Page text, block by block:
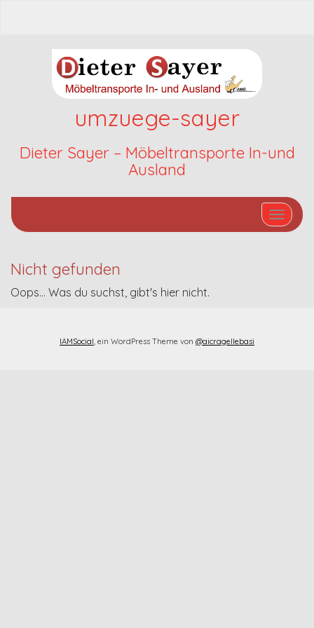
umzuege-sayer
Dieter Sayer – Möbeltransporte In-und
Ausland
Nicht gefunden
Oops... Was du suchst, gibt's hier nicht.
IAMSocial, ein WordPress Theme von @aicragellebasi